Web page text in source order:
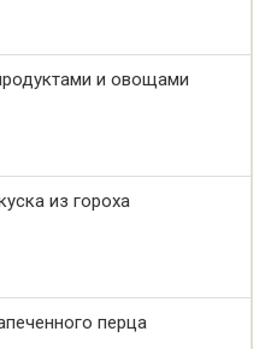
и овощами
из гороха
перца